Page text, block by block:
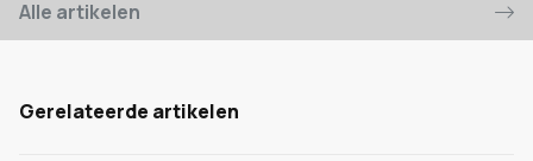
Alle artikelen
Gerelateerde artikelen